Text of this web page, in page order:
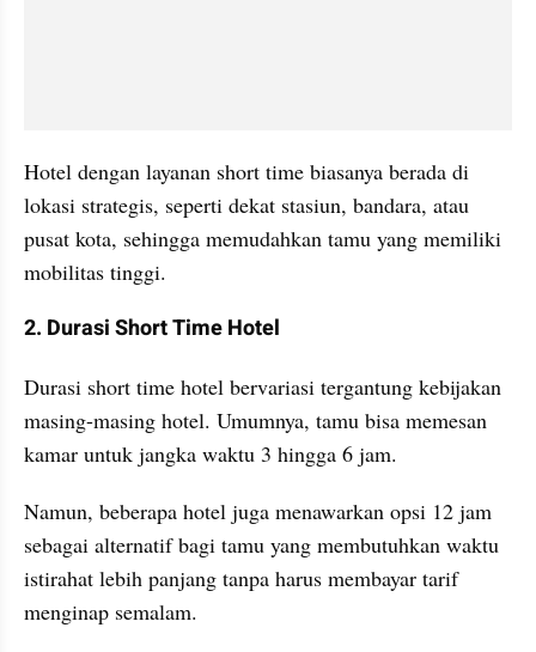
Hotel dengan layanan short time biasanya berada di
lokasi strategis, seperti dekat stasiun, bandara, atau
pusat kota, sehingga memudahkan tamu yang memiliki
mobilitas tinggi.
2. Durasi Short Time Hotel
Durasi short time hotel bervariasi tergantung kebijakan
masing-masing hotel. Umumnya, tamu bisa memesan
kamar untuk jangka waktu 3 hingga 6 jam.
Namun, beberapa hotel juga menawarkan opsi 12 jam
sebagai alternatif bagi tamu yang membutuhkan waktu
istirahat lebih panjang tanpa harus membayar tarif
menginap semalam.